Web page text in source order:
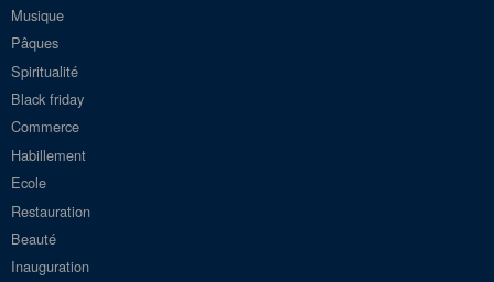
Musique
Pâques
Spiritualité
Black friday
Commerce
Habillement
Ecole
Restauration
Beauté
Inauguration